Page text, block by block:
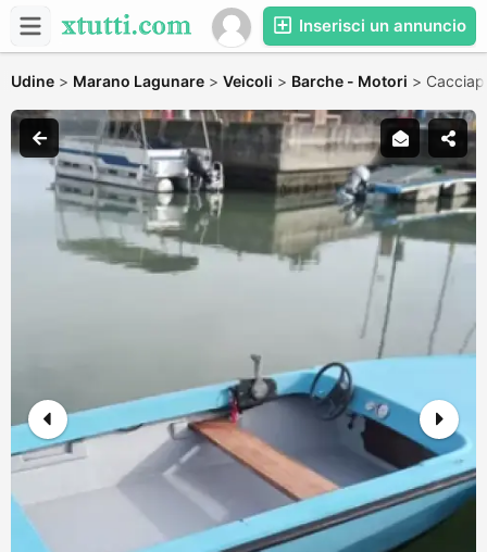
Inserisci un annuncio
Udine > Marano Lagunare > Veicoli > Barche - Motori >